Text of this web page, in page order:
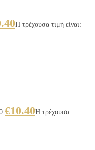
Η τρέχουσα τιμή είναι:
€10.40Η τρέχουσα